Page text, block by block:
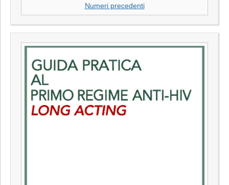
Numeri precedenti